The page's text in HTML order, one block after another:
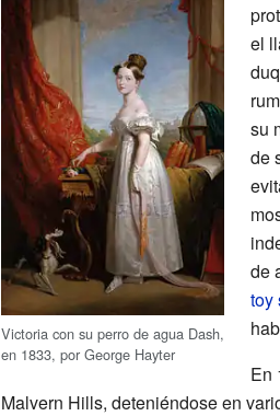
Victoria con su perro de agua Dash,
en 1833, por George Hayter
el
su
de
de
toy
En
Malvern Hills, deteniéndose en